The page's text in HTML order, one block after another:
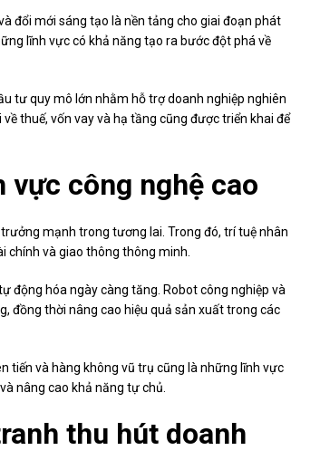
đổi mới sáng tạo là nền tảng cho giai đoạn phát
lĩnh vực có khả năng tạo ra bước đột phá về
tư quy mô lớn nhằm hỗ trợ doanh nghiệp nghiên
thuế, vốn vay và hạ tầng cũng được triển khai để
vực công nghệ cao
mạnh trong tương lai. Trong đó, trí tuệ nhân
chính và giao thông thông minh.
động hóa ngày càng tăng. Robot công nghiệp và
đồng thời nâng cao hiệu quả sản xuất trong các
tiến và hàng không vũ trụ cũng là những lĩnh vực
nâng cao khả năng tự chủ.
thu hút doanh